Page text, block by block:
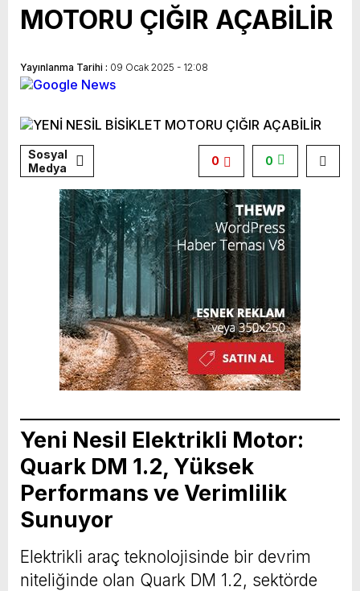
TÜKENEN CHP GENÇLİĞİ
MOTORU ÇIĞIR AÇABİLİR
Yayınlanma Tarihi : 09 Ocak 2025 - 12:08
Sosyal
Medya
0
0
Yeni Nesil Elektrikli Motor:
Quark DM 1.2, Yüksek
Performans ve Verimlilik
Sunuyor
Elektrikli araç teknolojisinde bir devrim
niteliğinde olan Quark DM 1.2, sektörde